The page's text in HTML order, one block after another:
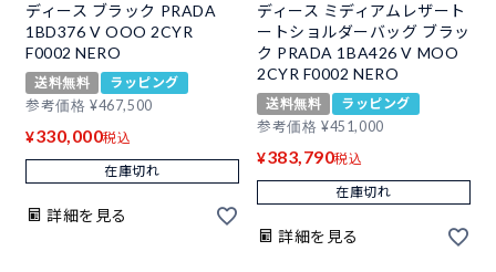
ディース ブラック PRADA
1BD376 V OOO 2CYR
F0002 NERO
送料無料
ラッピング
参考価格 ¥467,500
¥330,000税込
在庫切れ
詳細を見る
ディース ミディアムレザート
ートショルダーバッグ ブラッ
ク PRADA 1BA426 V MOO
2CYR F0002 NERO
送料無料
ラッピング
参考価格 ¥451,000
¥383,790税込
在庫切れ
詳細を見る